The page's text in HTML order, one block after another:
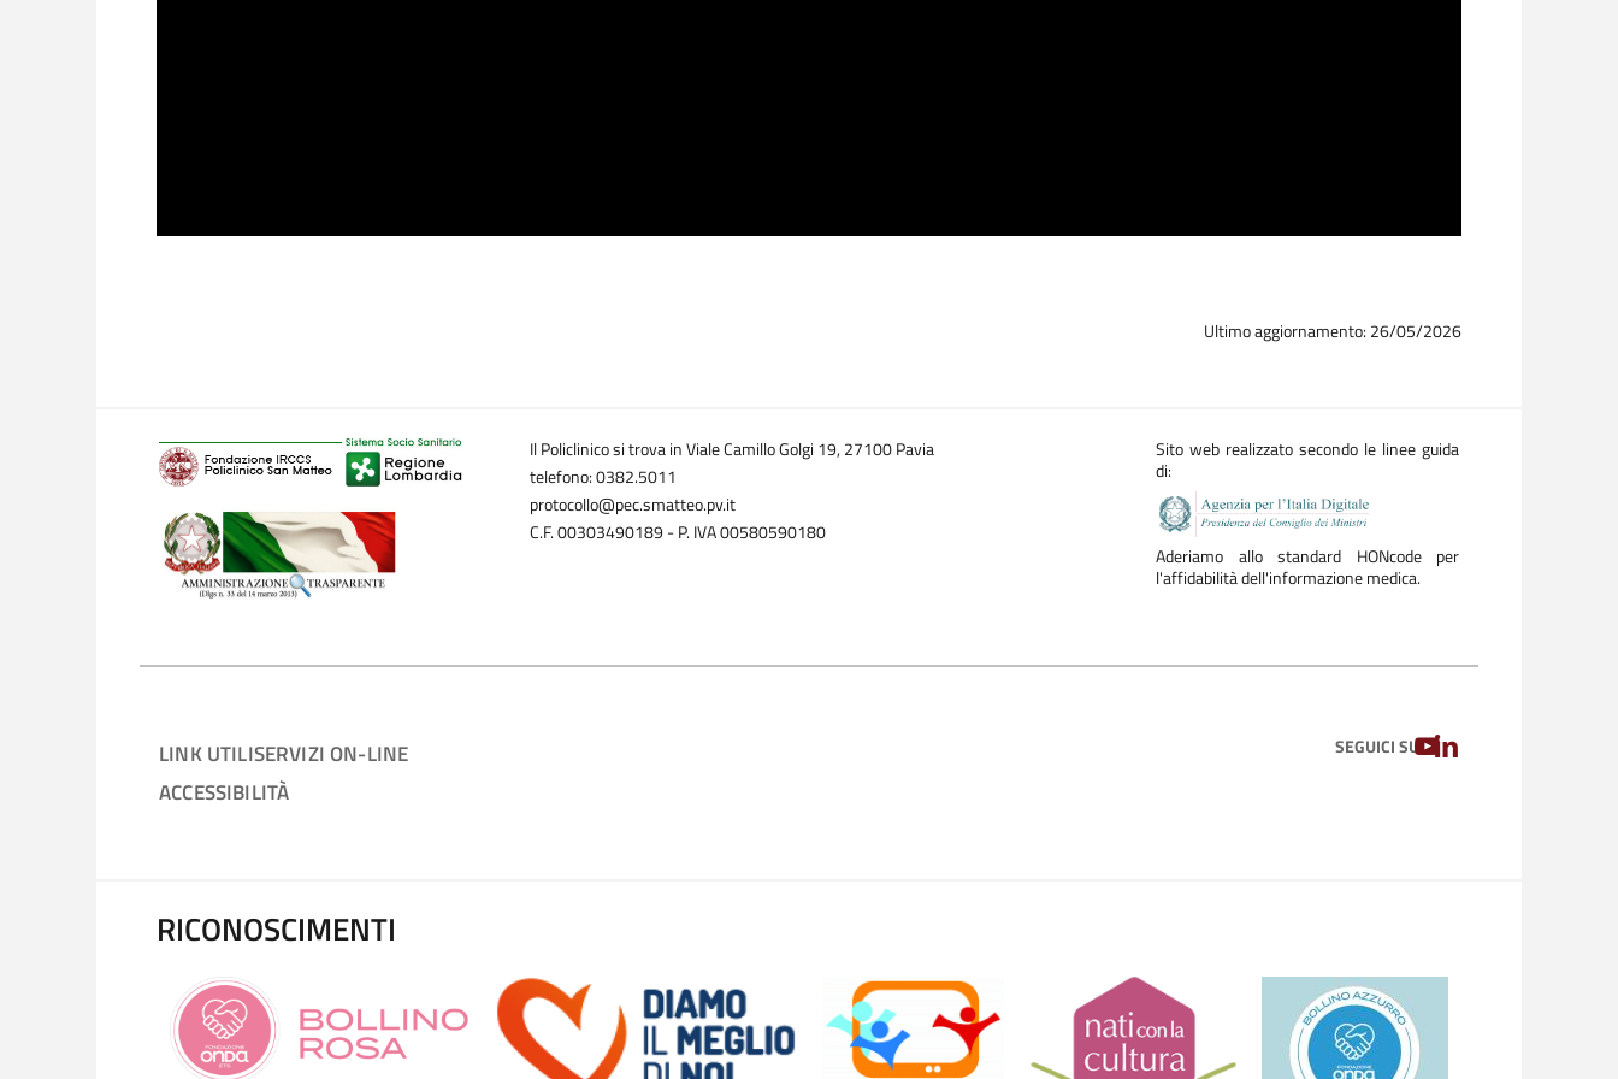
Ultimo aggiornamento: 26/05/2026
Il Policlinico si trova in Viale Camillo Golgi 19, 27100 Pavia
telefono: 0382.5011
protocollo@pec.smatteo.pv.it
C.F. 00303490189 - P. IVA 00580590180
Sito web realizzato secondo le linee guida
di:
Aderiamo allo standard HONcode per
l'affidabilità dell'informazione medica.
LINK UTILISERVIZI ON-LINE
ACCESSIBILITÀ
SEGUICI SUYOUTUBE
LINKEDIN
RICONOSCIMENTI